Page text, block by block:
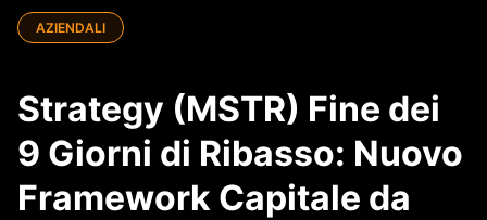
AZIENDALI
Strategy (MSTR) Fine dei
9 Giorni di Ribasso: Nuovo
Framework Capitale da